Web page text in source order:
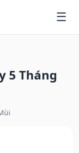
5 Tháng